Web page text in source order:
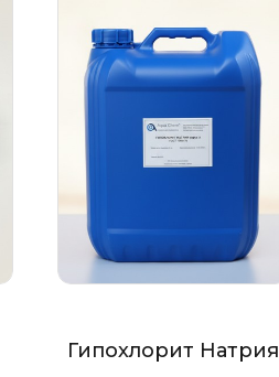
Гипохлорит Натрия